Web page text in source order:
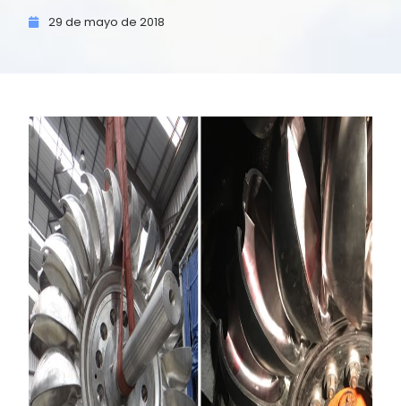
29 de mayo de 2018